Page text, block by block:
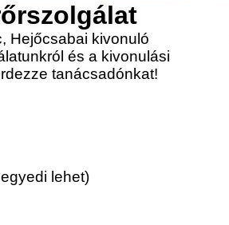
Hejőcsabai kivonuló
és a kivonulási
tanácsadónkat!
lehet)